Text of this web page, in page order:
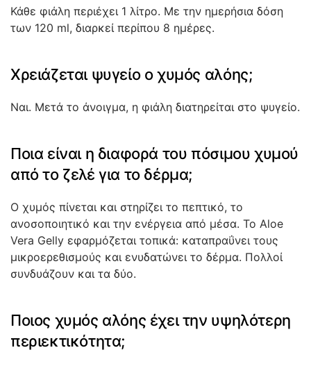
Κάθε φιάλη περιέχει 1 λίτρο. Με την ημερήσια δόση
των 120 ml, διαρκεί περίπου 8 ημέρες.
Χρειάζεται ψυγείο ο χυμός αλόης;
Ναι. Μετά το άνοιγμα, η φιάλη διατηρείται στο ψυγείο.
Ποια είναι η διαφορά του πόσιμου χυμού
από το ζελέ για το δέρμα;
Ο χυμός πίνεται και στηρίζει το πεπτικό, το
ανοσοποιητικό και την ενέργεια από μέσα. Το Aloe
Vera Gelly εφαρμόζεται τοπικά: καταπραΰνει τους
μικροερεθισμούς και ενυδατώνει το δέρμα. Πολλοί
συνδυάζουν και τα δύο.
Ποιος χυμός αλόης έχει την υψηλότερη
περιεκτικότητα;